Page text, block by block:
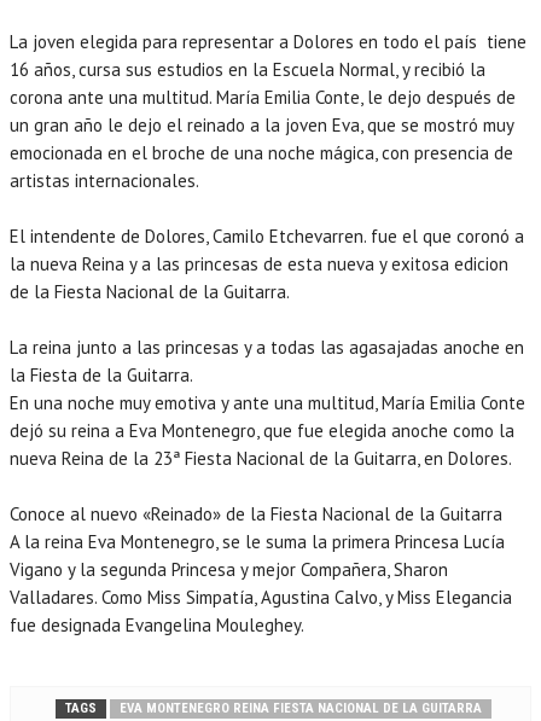
La joven elegida para representar a Dolores en todo el país tiene
16 años, cursa sus estudios en la Escuela Normal, y recibió la
corona ante una multitud. María Emilia Conte, le dejo después de
un gran año le dejo el reinado a la joven Eva, que se mostró muy
emocionada en el broche de una noche mágica, con presencia de
artistas internacionales.
El intendente de Dolores, Camilo Etchevarren. fue el que coronó a
la nueva Reina y a las princesas de esta nueva y exitosa edicion
de la Fiesta Nacional de la Guitarra.
La reina junto a las princesas y a todas las agasajadas anoche en
la Fiesta de la Guitarra.
En una noche muy emotiva y ante una multitud, María Emilia Conte
dejó su reina a Eva Montenegro, que fue elegida anoche como la
nueva Reina de la 23ª Fiesta Nacional de la Guitarra, en Dolores.
Conoce al nuevo «Reinado» de la Fiesta Nacional de la Guitarra
A la reina Eva Montenegro, se le suma la primera Princesa Lucía
Vigano y la segunda Princesa y mejor Compañera, Sharon
Valladares. Como Miss Simpatía, Agustina Calvo, y Miss Elegancia
fue designada Evangelina Mouleghey.
TAGS EVA MONTENEGRO REINA FIESTA NACIONAL DE LA GUITARRA